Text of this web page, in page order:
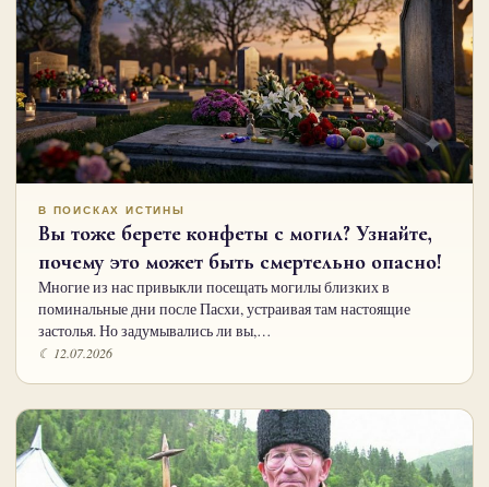
В ПОИСКАХ ИСТИНЫ
Вы тоже берете конфеты с могил? Узнайте,
почему это может быть смертельно опасно!
Многие из нас привыкли посещать могилы близких в
поминальные дни после Пасхи, устраивая там настоящие
застолья. Но задумывались ли вы,…
☾ 12.07.2026